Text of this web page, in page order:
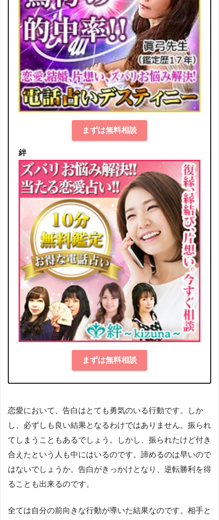
まずは無料相談
絆
まずは無料相談
恋愛において、告白はとても勇気のいる行動です。しか
し、必ずしも良い結果となるわけではありません。振られ
てしまうこともあるでしょう。しかし、振られたけど付き
合えたという人も中にはいるのです。諦めるのは早いので
はないでしょうか。告白がきっかけとなり、逆転勝利を得
ることも出来るのです。
全ては自分の前向きな行動が導いた結果なのです。相手と